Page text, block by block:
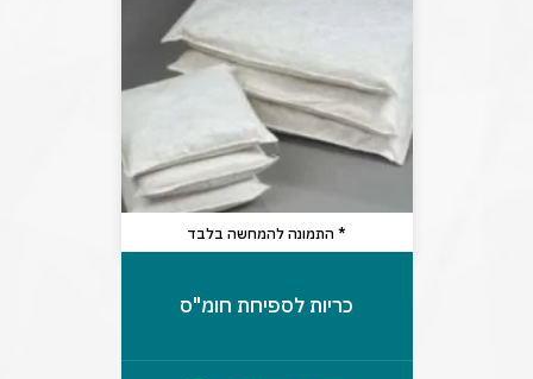
* התמונה להמחשה בלבד
כריות לספיחת חומ"ס